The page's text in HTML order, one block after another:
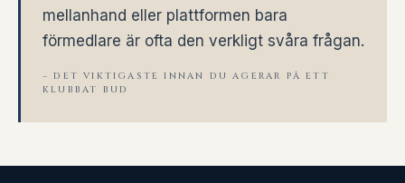
mellanhand eller plattformen bara
förmedlare är ofta den verkligt svåra frågan.
– DET VIKTIGASTE INNAN DU AGERAR PÅ ETT
KLUBBAT BUD